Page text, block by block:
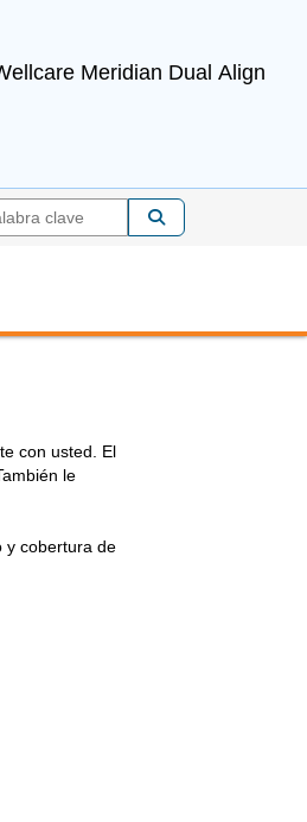
Meridian Dual Align
Entre palabra
con usted. El
le
y cobertura de